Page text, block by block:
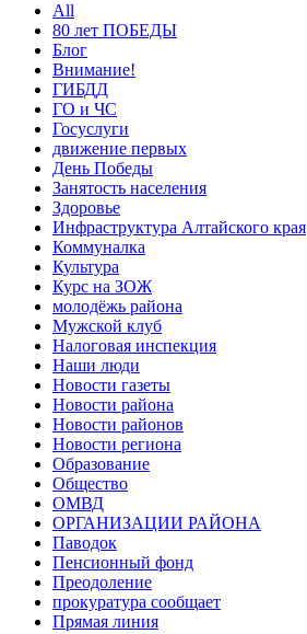
All
80 лет ПОБЕДЫ
Блог
Внимание!
ГИБДД
ГО и ЧС
Госуслуги
движение первых
День Победы
Занятость населения
Здоровье
Инфраструктура Алтайского края
Коммуналка
Культура
Курс на ЗОЖ
молодёжь района
Мужской клуб
Налоговая инспекция
Наши люди
Новости газеты
Новости района
Новости районов
Новости региона
Образование
Общество
ОМВД
ОРГАНИЗАЦИИ РАЙОНА
Паводок
Пенсионный фонд
Преодоление
прокуратура сообщает
Прямая линия